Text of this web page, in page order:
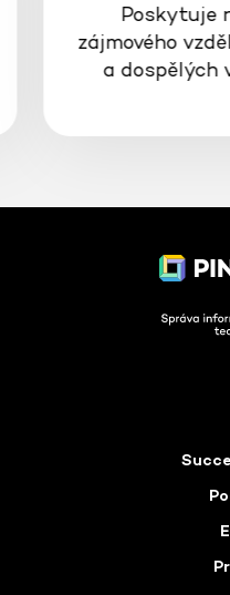
Poskytuje
zájmového
a dospělých